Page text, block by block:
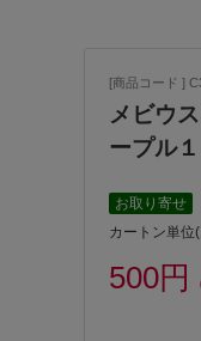
[商品コード ]
メビウ
ープル
お取り寄せ
カートン単位
500円